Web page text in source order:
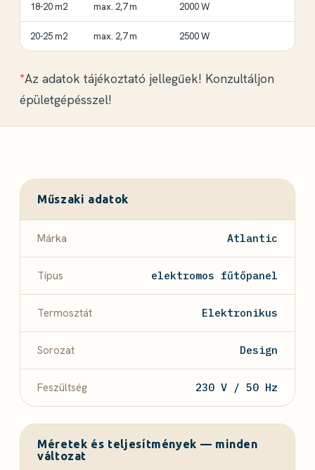
18-20 m2 max. 2,7 m 2000 W
20-25 m2 max. 2,7 m 2500 W
*Az adatok tájékoztató jellegűek! Konzultáljon
épületgépésszel!
Műszaki adatok
Márka Atlantic
Típus elektromos fűtőpanel
Termosztát Elektronikus
Sorozat Design
Feszültség 230 V / 50 Hz
Méretek és teljesítmények — minden
változat